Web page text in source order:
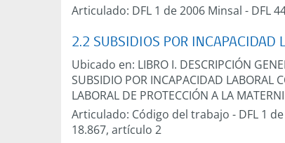
Articulado: DFL 1 de 2006 Minsal - DFL
2.2 SUBSIDIOS POR INCAPACIDAD
Ubicado en: LIBRO I. DESCRIPCIÓN
SUBSIDIO POR INCAPACIDAD LABORAL
LABORAL DE PROTECCIÓN A LA
Articulado: Código del trabajo - DFL 1
18.867, artículo 2